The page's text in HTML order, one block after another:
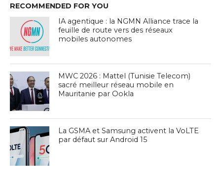
RECOMMENDED FOR YOU
IA agentique : la NGMN Alliance trace la
feuille de route vers des réseaux
mobiles autonomes
MWC 2026 : Mattel (Tunisie Telecom)
sacré meilleur réseau mobile en
Mauritanie par Ookla
La GSMA et Samsung activent la VoLTE
par défaut sur Android 15